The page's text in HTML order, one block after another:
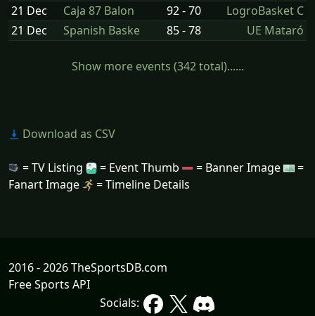
21 Dec
Caja 87 Balon 92 - 70
LogroBasket C
21 Dec
Spanish Baske 85 - 78 UE Mataró
Show more events (342 total)......
Download as CSV
= TV Listing = Event Thumb = Banner Image
=
Fanart Image
= Timeline Details
2016 - 2026 TheSportsDB.com
Free Sports API
Socials: